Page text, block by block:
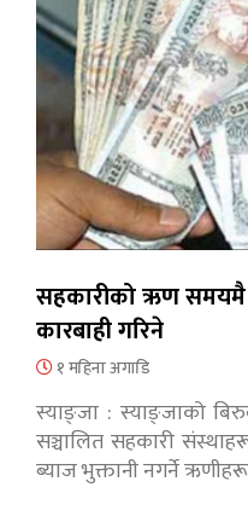
सहकारीको ऋण समयमै
कारबाही गरिने
१ महिना अगाडि
स्याङ्जा : स्याङ्जाको
सञ्चालित सहकारी
ब्याज भुक्तानी नगर्ने